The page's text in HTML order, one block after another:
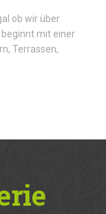
ob wir über
mit einer
Terrassen,